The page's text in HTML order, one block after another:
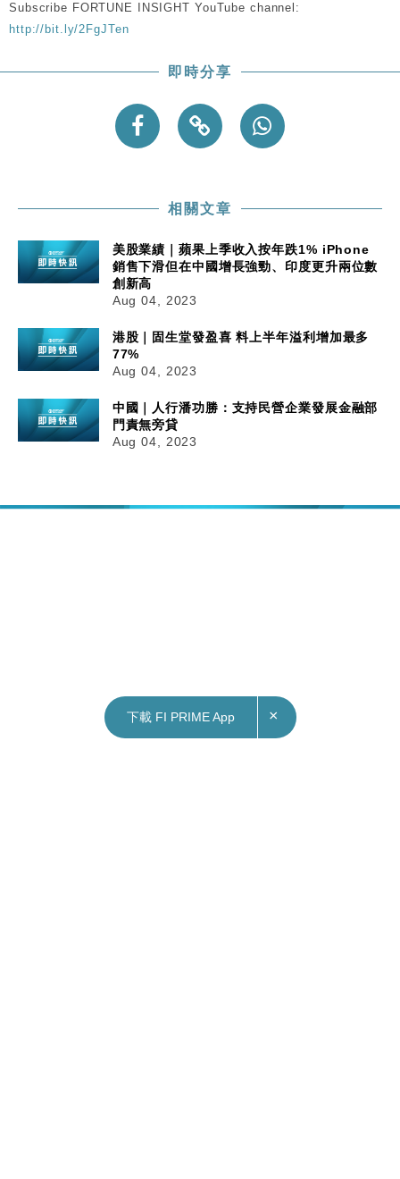
Subscribe FORTUNE INSIGHT YouTube channel:
http://bit.ly/2FgJTen
即時分享
相關文章
美股業績｜蘋果上季收入按年跌1% iPhone
銷售下滑但在中國增長強勁、印度更升兩位數
創新高
Aug 04, 2023
港股｜固生堂發盈喜 料上半年溢利增加最多
77%
Aug 04, 2023
中國｜人行潘功勝：支持民營企業發展金融部
門責無旁貸
Aug 04, 2023
下載 FI PRIME App ×